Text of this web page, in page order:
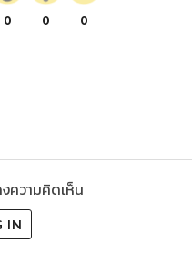
0 0 0
ความคิดเห็น
IN